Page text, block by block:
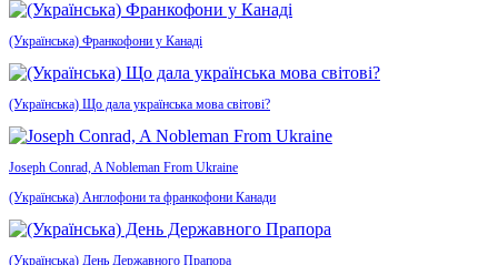
(Українська) Франкофони у Канаді
(Українська) Що дала українська мова світові?
Joseph Conrad, A Nobleman From Ukraine
(Українська) Англофони та франкофони Канади
(Українська) День Державного Прапора